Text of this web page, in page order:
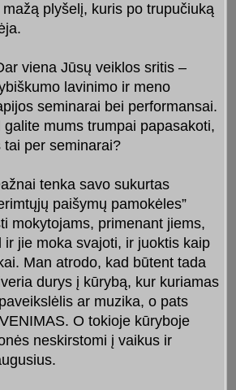
mažą plyšelį, kuris po trupučiuką
viena Jūsų veiklos sritis –
lavinimo ir meno
seminarai bei performansai.
galite mums trumpai papasakoti,
tai per seminarai?
tenka savo sukurtas
paišymų pamokėles”
mokytojams, primenant jiems,
ir jie moka svajoti, ir juoktis kaip
Man atrodo, kad būtent tada
durys į kūrybą, kur kuriamas
ar muzika, o pats
O tokioje kūryboje
neskirstomi į vaikus ir